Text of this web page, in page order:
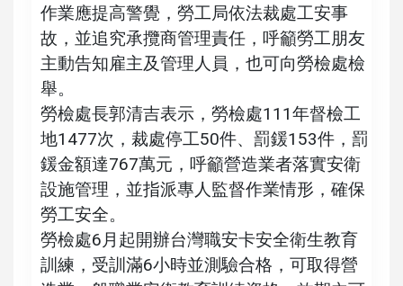
作業應提高警覺，勞工局依法裁處工安事
故，並追究承攬商管理責任，呼籲勞工朋友
主動告知雇主及管理人員，也可向勞檢處檢
舉。
勞檢處長郭清吉表示，勞檢處111年督檢工
地1477次，裁處停工50件、罰鍰153件，罰
鍰金額達767萬元，呼籲營造業者落實安衛
設施管理，並指派專人監督作業情形，確保
勞工安全。
勞檢處6月起開辦台灣職安卡安全衛生教育
訓練，受訓滿6小時並測驗合格，可取得營